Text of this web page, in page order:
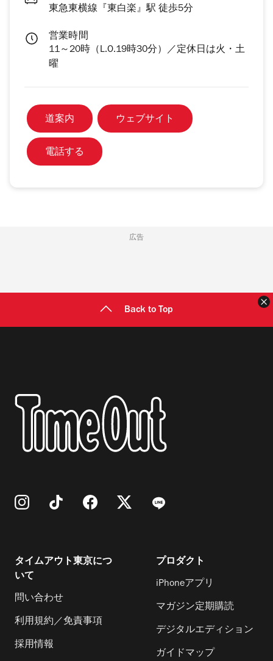
東急東横線『東白楽』駅 徒歩5分
営業時間
11～20時（L.O.19時30分）／定休日は火・土
曜
道案内 ウェブサイト
電話する
広告
Back to Top
タイムアウト東京につ
いて
問い合わせ
利用規約／免責事項
採用情報
プロダクト
iPhoneアプリ
マガジン定期購読
デジタルエディション
ガイドマップ